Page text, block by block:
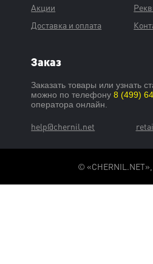
Акции
Доставка и оплата
Заказ
Заказать товары или узнать
можно по телефону8 (499)
оператора онлайн.
help@chernil.net
© «CHERNIL.NET»,